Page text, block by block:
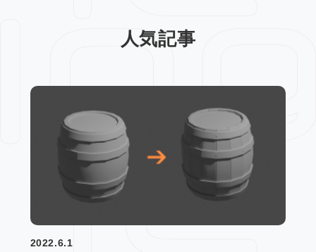
人気記事
2022.6.1